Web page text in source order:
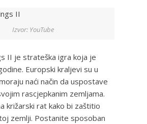
Izvor: YouTube
II je strateška igra koja je
Europski kraljevi su u
naći način da uspostave
rascjepkanim zemljama.
križarski rat kako bi zaštitio
zemlji. Postanite sposoban